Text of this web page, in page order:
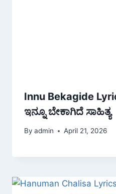
Innu Bekagide
ಇನ್ನೂ ಬೇಕಾಗಿದೆ ಸಾಹಿತ್ಯ
By admin April 21, 2026